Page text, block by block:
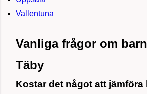
Vallentuna
Vanliga frågor om
Täby
Kostar det något att jämföra